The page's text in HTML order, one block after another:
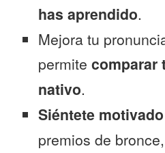
has aprendido.
Mejora tu
permite comparar
nativo.
Siéntete
premios de